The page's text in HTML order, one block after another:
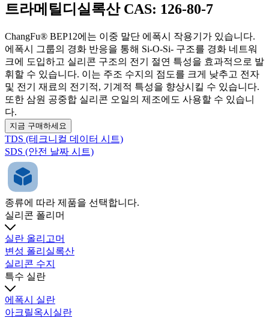
트라메틸디실록산 CAS: 126-80-7
ChangFu® BEP12에는 이중 말단 에폭시 작용기가 있습니다.
에폭시 그룹의 경화 반응을 통해 Si-O-Si- 구조를 경화 네트워
크에 도입하고 실리콘 구조의 전기 절연 특성을 효과적으로 발
휘할 수 있습니다. 이는 주조 수지의 점도를 크게 낮추고 전자
및 전기 재료의 전기적, 기계적 특성을 향상시킬 수 있습니다.
또한 삼원 공중합 실리콘 오일의 제조에도 사용할 수 있습니
다.
지금 구매하세요
TDS (테크니컬 데이터 시트)
SDS (안전 날짜 시트)
종류에 따라 제품을 선택합니다.
실리콘 폴리머
실란 올리고머
변성 폴리실록산
실리콘 수지
특수 실란
에폭시 실란
아크릴옥시실란